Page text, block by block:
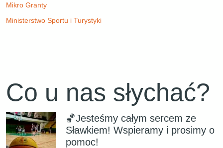
Mikro Granty
Ministerstwo Sportu i Turystyki
Co u nas słychać?
🏀Jesteśmy całym sercem ze
Sławkiem! Wspieramy i prosimy o
pomoc!